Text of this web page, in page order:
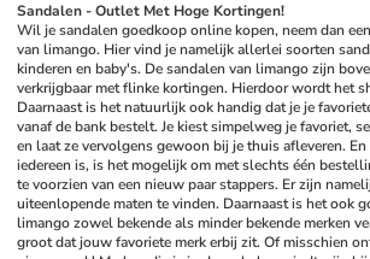
Sandalen - Outlet Met Hoge Kortingen!
Wil je sandalen goedkoop online kopen, neem dan
van limango. Hier vind je namelijk allerlei soorten
kinderen en baby's. De sandalen van limango zijn
verkrijgbaar met flinke kortingen. Hierdoor wordt het
Daarnaast is het natuurlijk ook handig dat je je
vanaf de bank bestelt. Je kiest simpelweg je favoriet,
en laat ze vervolgens gewoon bij je thuis afleveren.
iedereen is, is het mogelijk om met slechts één
te voorzien van een nieuw paar stappers. Er zijn
uiteenlopende maten te vinden. Daarnaast is het ook
limango zowel bekende als minder bekende merken
groot dat jouw favoriete merk erbij zit. Of misschien